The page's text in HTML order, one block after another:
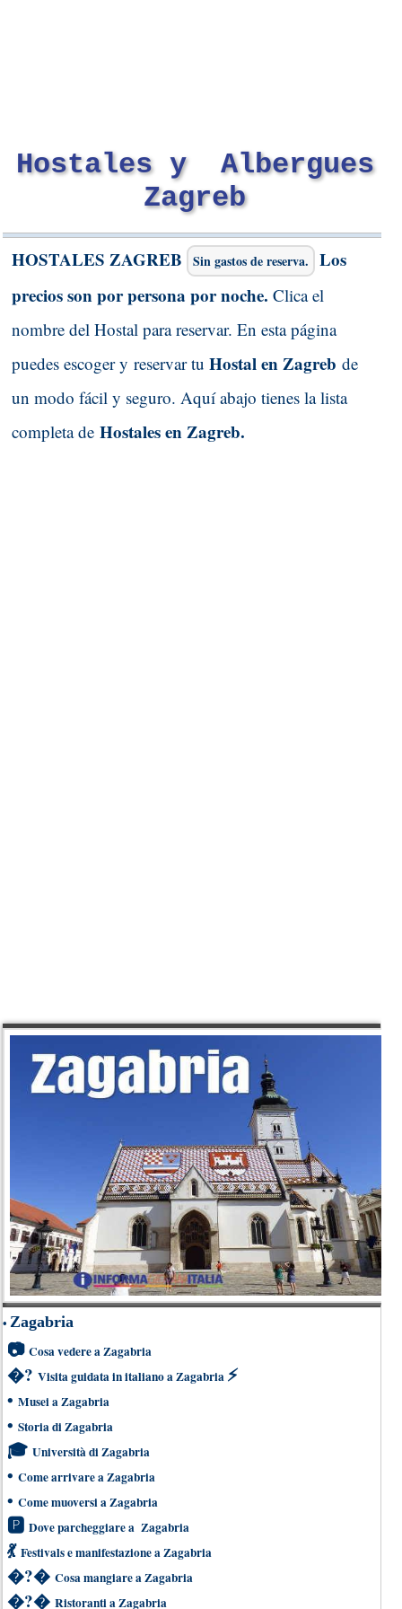
Hostales y Albergues
Zagreb
HOSTALES ZAGREB Sin gastos de reserva.
Los
precios son por persona por noche. Clica el
nombre del Hostal para reservar. En esta página
puedes escoger y reservar tu Hostal en Zagreb de
un modo fácil y seguro. Aquí abajo tienes la lista
completa de Hostales en Zagreb.
• Zagabria
📷 Cosa vedere a Zagabria
�? Visita guidata in italiano a Zagabria ⚡
• Musei a Zagabria
• Storia di Zagabria
🎓 Università di Zagabria
• Come arrivare a Zagabria
• Come muoversi a Zagabria
🅿 Dove parcheggiare a Zagabria
💃 Festivals e manifestazione a Zagabria
�?� Cosa mangiare a Zagabria
�?� Ristoranti a Zagabria